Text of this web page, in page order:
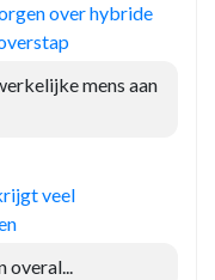
over hybride
mens aan
veel
overal...